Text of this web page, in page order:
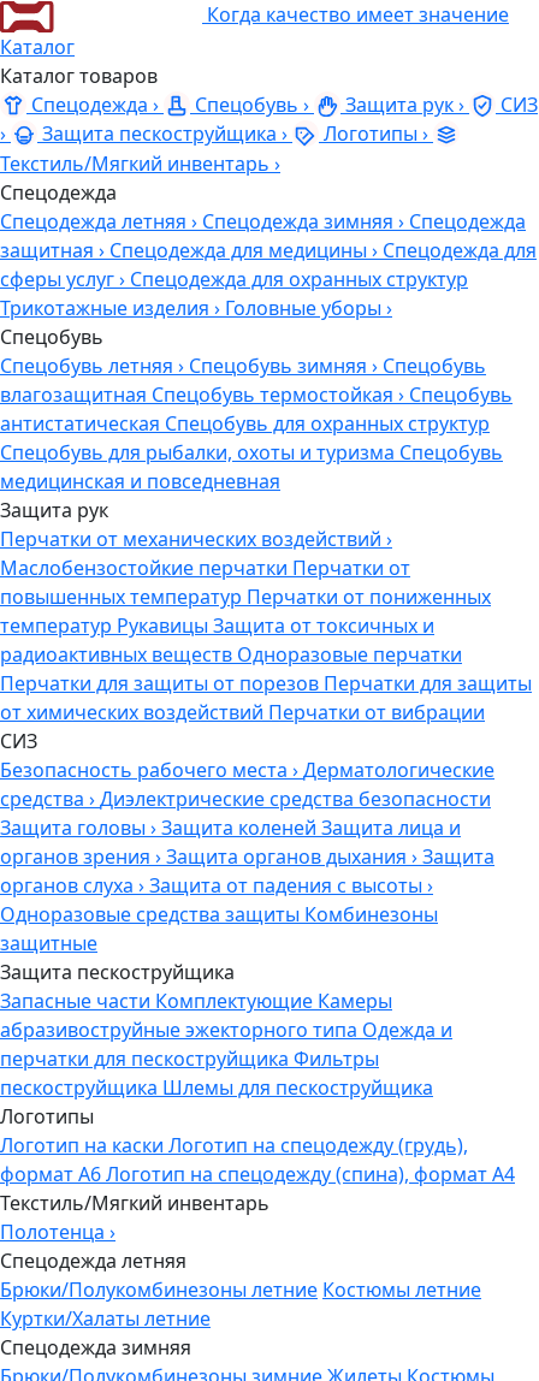
Когда качество имеет значение
Каталог
Каталог товаров
Спецодежда › Спецобувь › Защита рук›
СИЗ
›
Защита пескоструйщика › Логотипы ›
Текстиль/Мягкий инвентарь ›
Спецодежда
Спецодежда летняя › Спецодежда зимняя › Спецодежда
защитная › Спецодежда для медицины › Спецодежда для
сферы услуг› Спецодежда для охранных структур
Трикотажные изделия › Головные уборы ›
Спецобувь
Спецобувь летняя › Спецобувь зимняя › Спецобувь
влагозащитная Спецобувь термостойкая › Спецобувь
антистатическая Спецобувь для охранных структур
Спецобувь для рыбалки, охоты и туризма Спецобувь
медицинская и повседневная
Защита рук
Перчатки от механических воздействий ›
Маслобензостойкие перчатки Перчатки от
повышенных температур Перчатки от пониженных
температур Рукавицы Защита от токсичных и
радиоактивных веществ Одноразовые перчатки
Перчатки для защиты от порезов Перчатки для защиты
от химических воздействий Перчатки от вибрации
СИЗ
Безопасность рабочего места ›Дерматологические
средства ›Диэлектрические средства безопасности
Защита головы ›Защита коленей Защита лица и
органов зрения ›Защита органов дыхания ›Защита
органов слуха ›Защита от падения с высоты ›
Одноразовые средства защиты Комбинезоны
защитные
Защита пескоструйщика
Запасные части Комплектующие Камеры
абразивоструйные эжекторного типа Одежда и
перчатки для пескоструйщика Фильтры
пескоструйщика Шлемы для пескоструйщика
Логотипы
Логотип на каски Логотип на спецодежду (грудь),
формат А6Логотип на спецодежду (спина), формат А4
Текстиль/Мягкий инвентарь
Полотенца ›
Спецодежда летняя
Брюки/Полукомбинезоны летние Костюмы летние
Куртки/Халаты летние
Спецодежда зимняя